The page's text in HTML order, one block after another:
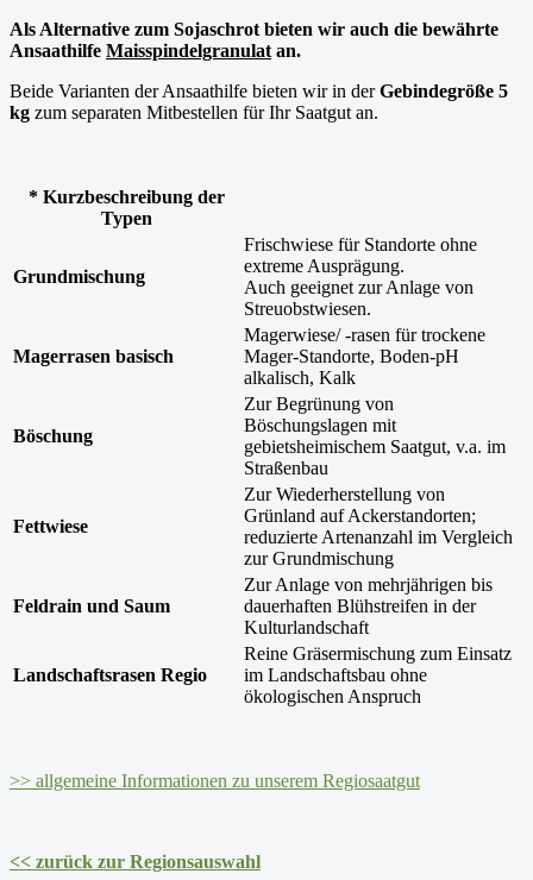
Als Alternative zum Sojaschrot bieten wir auch die bewährte
Ansaathilfe Maisspindelgranulat an.
Beide Varianten der Ansaathilfe bieten wir in derGebindegröße 5
kg zum separaten Mitbestellen für Ihr Saatgut an.
* Kurzbeschreibung der
Typen
Grundmischung
Frischwiese für Standorte ohne
extreme Ausprägung.
Auch geeignet zur Anlage von
Streuobstwiesen.
Magerrasen basisch
Magerwiese/ -rasen für trockene
Mager-Standorte, Boden-pH
alkalisch, Kalk
Böschung
Zur Begrünung von
Böschungslagen mit
gebietsheimischem Saatgut, v.a. im
Straßenbau
Fettwiese
Zur Wiederherstellung von
Grünland auf Ackerstandorten;
reduzierte Artenanzahl im Vergleich
zur Grundmischung
Feldrain und Saum
Zur Anlage von mehrjährigen bis
dauerhaften Blühstreifen in der
Kulturlandschaft
Landschaftsrasen Regio
Reine Gräsermischung zum Einsatz
im Landschaftsbau ohne
ökologischen Anspruch
>> allgemeine Informationen zu unserem Regiosaatgut
<< zurück zur Regionsauswahl